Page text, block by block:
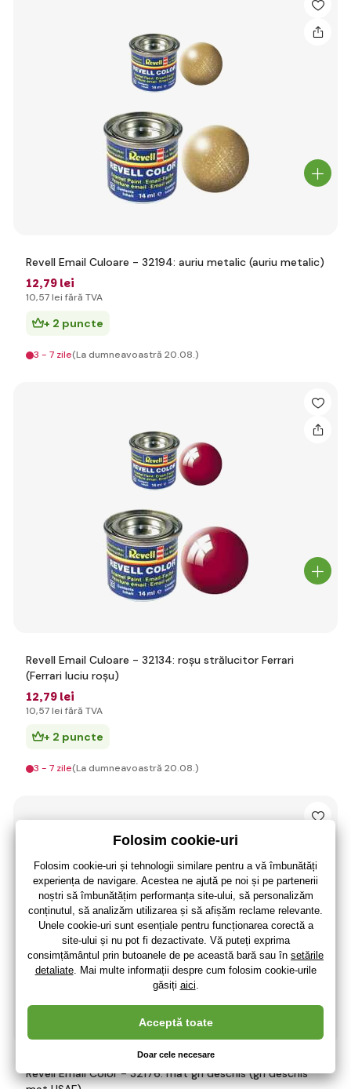
Revell Email Culoare - 32194: auriu metalic (auriu metalic)
12,79 lei
10,57 lei fără TVA
+ 2 puncte
3 - 7 zile(La dumneavoastră 20.08.)
Revell Email Culoare - 32134: roșu strălucitor Ferrari
(Ferrari luciu roșu)
12,79 lei
10,57 lei fără TVA
+ 2 puncte
3 - 7 zile(La dumneavoastră 20.08.)
Revell Email Color - 32176: mat gri deschis (gri deschis